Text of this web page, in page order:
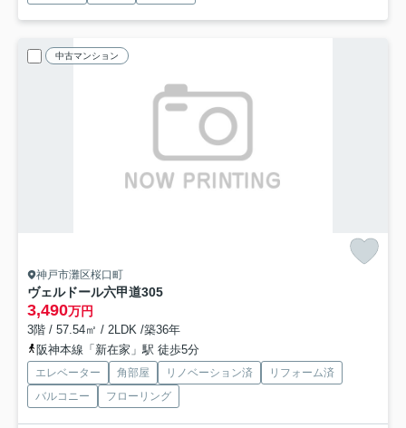
中古マンション
神戸市灘区桜口町
ヴェルドール六甲道305
3,490万円
3階 / 57.54㎡ / 2LDK /築36年
阪神本線「新在家」駅 徒歩5分
エレベーター 角部屋 リノベーション済
リフォーム済
バルコニー
フローリング